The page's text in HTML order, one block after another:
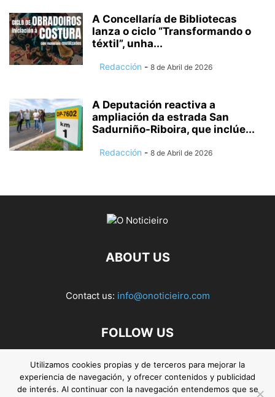
A Concellaría de Bibliotecas
lanza o ciclo “Transformando o
téxtil”, unha...
Redacción - 8 de Abril de 2026
A Deputación reactiva a
ampliación da estrada San
Sadurniño-Riboira, que inclúe...
Redacción - 8 de Abril de 2026
ABOUT US
Contact us: info@onoticieiro.com
FOLLOW US
Utilizamos cookies propias y de terceros para mejorar la
experiencia de navegación, y ofrecer contenidos y publicidad
de interés. Al continuar con la navegación entendemos que se